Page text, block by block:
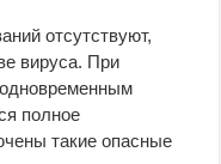
отсутствуют,
вируса. При
полное
такие опасные